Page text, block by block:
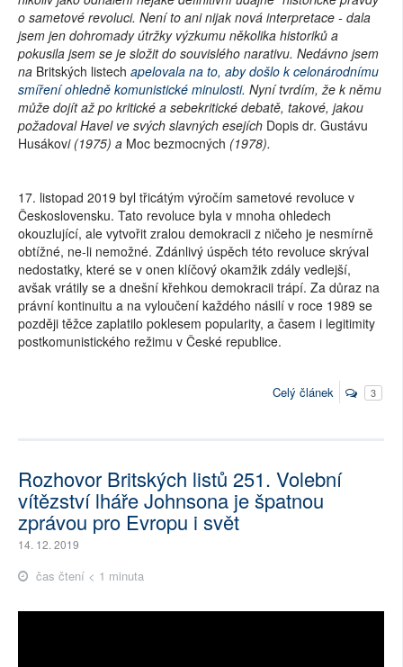
o sametové revoluci. Není to ani nijak nová interpretace - dala
jsem jen dohromady útržky výzkumu několika historiků a
pokusila jsem se je složit do souvislého narativu. Nedávno jsem
na Britských listech apelovala na to, aby došlo k celonárodnímu
smíření ohledně komunistické minulosti. Nyní tvrdím, že k němu
může dojít až po kritické a sebekritické debatě, takové, jakou
požadoval Havel ve svých slavných esejích Dopis dr. Gustávu
Husákovi (1975) a Moc bezmocných (1978).
17. listopad 2019 byl třicátým výročím sametové revoluce v
Československu. Tato revoluce byla v mnoha ohledech
okouzlující, ale vytvořit zralou demokracii z ničeho je nesmírně
obtížné, ne-li nemožné. Zdánlivý úspěch této revoluce skrýval
nedostatky, které se v onen klíčový okamžik zdály vedlejší,
avšak vrátily se a dnešní křehkou demokracii trápí. Za důraz na
právní kontinuitu a na vyloučení každého násilí v roce 1989 se
později těžce zaplatilo poklesem popularity, a časem i legitimity
postkomunistického režimu v České republice.
Celý článek 3
Rozhovor Britských listů 251. Volební
vítězství lháře Johnsona je špatnou
zprávou pro Evropu i svět
14. 12. 2019
čas čtení < 1 minuta